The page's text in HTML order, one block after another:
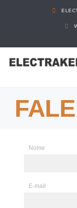
FALE
Nome
E-mail